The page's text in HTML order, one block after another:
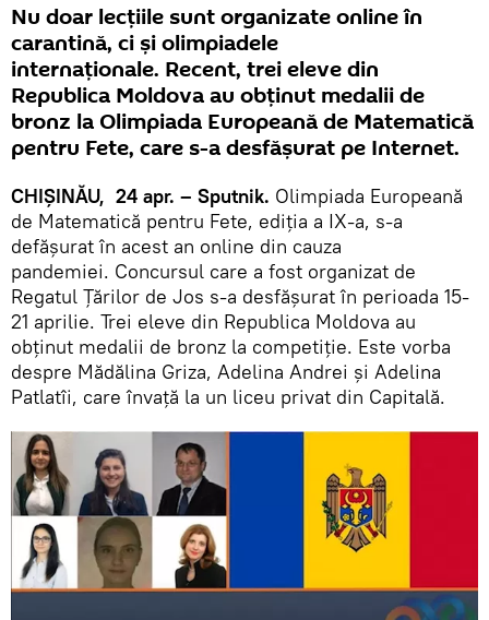
Nu doar lecțiile sunt organizate online în
carantină, ci și olimpiadele
internaționale. Recent, trei eleve din
Republica Moldova au obținut medalii de
bronz la Olimpiada Europeană de Matematică
pentru Fete, care s-a desfășurat pe Internet.
CHIȘINĂU, 24 apr. – Sputnik. Olimpiada Europeană
de Matematică pentru Fete, ediția a IX-a, s-a
defășurat în acest an online din cauza
pandemiei. Concursul care a fost organizat de
Regatul Țărilor de Jos s-a desfășurat în perioada 15-
21 aprilie. Trei eleve din Republica Moldova au
obținut medalii de bronz la competiție. Este vorba
despre Mădălina Griza, Adelina Andrei și Adelina
Patlatîi, care învață la un liceu privat din Capitală.